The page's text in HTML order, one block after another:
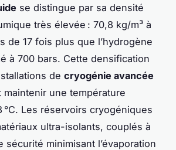
se distingue par sa densité
très élevée : 70,8 kg/m³ à
de 17 fois plus que l’hydrogène
à 700 bars. Cette densification
de cryogénie avancée
une température
Les réservoirs cryogéniques
ultra-isolants, couplés à
sécurité minimisant l’évaporation